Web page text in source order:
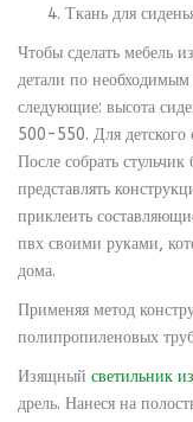
Ткань для
Чтобы сделать мебель
детали по необходимым
следующие: высота
500-550. Для детского
После собрать
представлять
приклеить
пвх своими руками,
дома.
Применяя метод
полипропиленовых
Изящный светильник
дрель. Нанеся на